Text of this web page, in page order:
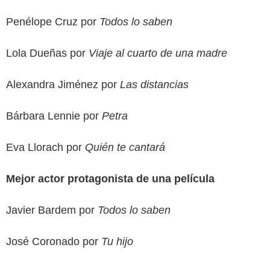
Penélope Cruz por Todos lo saben
Lola Dueñas por Viaje al cuarto de una madre
Alexandra Jiménez por Las distancias
Bárbara Lennie por Petra
Eva Llorach por Quién te cantará
Mejor actor protagonista de una película
Javier Bardem por Todos lo saben
José Coronado por Tu hijo